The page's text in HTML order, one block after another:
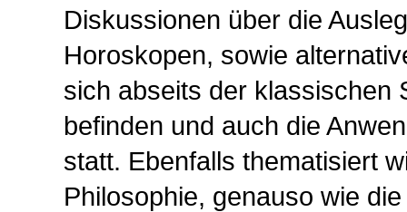
Diskussionen über die
Horoskopen, sowie
sich abseits der klassischen
befinden und auch die
statt. Ebenfalls thematisiert
Philosophie, genauso wie